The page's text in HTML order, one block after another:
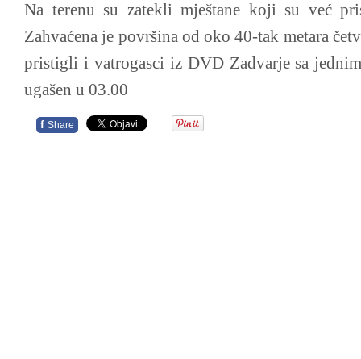
Na terenu su zatekli mještane koji su već
Zahvaćena je površina od oko 40-tak metara
pristigli i vatrogasci iz DVD Zadvarje sa
ugašen u 03.00
f Share